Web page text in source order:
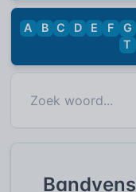
A B C D E F G
T